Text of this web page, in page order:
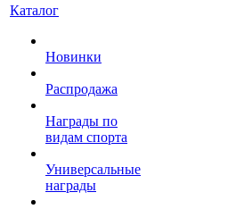
Каталог
Новинки
Распродажа
Награды по
видам спорта
Универсальные
награды